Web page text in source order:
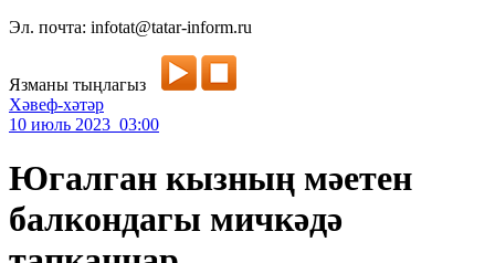
Эл. почта: infotat@tatar-inform.ru
Язманы тыңлагыз
Хәвеф-хәтәр
10 июль 2023 03:00
Югалган кызның мәетен
балкондагы мичкәдә